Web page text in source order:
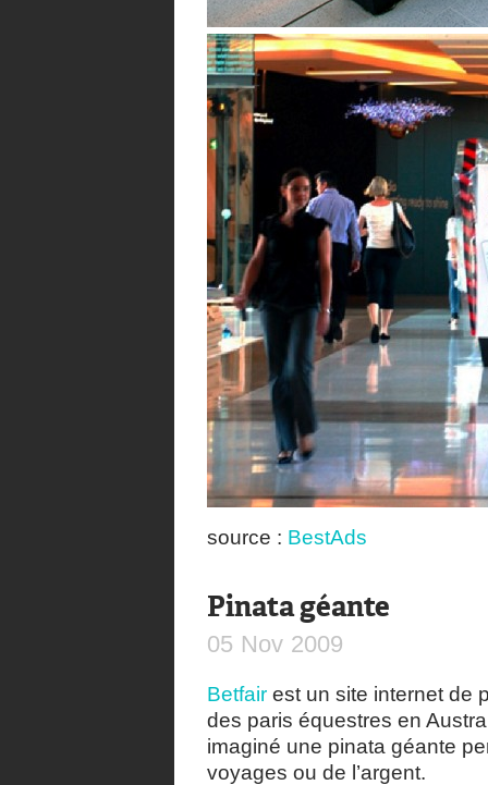
source : BestAds
Pinata géante
05 Nov 2009
Betfair est un site internet de
des paris équestres en
imaginé une pinata géante
voyages ou de l’argent.